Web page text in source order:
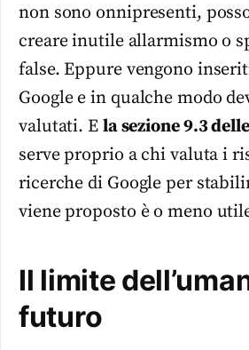
non sono onnipresenti,
creare inutile allarmismo o
false. Eppure vengono
Google e in qualche modo
valutati. E la sezione 9.3
serve proprio a chi valuta i
ricerche di Google per
viene proposto è o meno
Il limite
futuro